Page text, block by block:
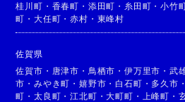
桂川町 ・ 香春町 ・ 添田町 ・ 糸田町 ・小竹
町 ・大任町 ・赤村 ・ 東峰村
佐賀県
佐賀市 ・ 唐津市 ・ 鳥栖市 ・伊万里市 ・武
市 ・みやき町 ・嬉野市 ・ 白石町 ・ 多久市 ・
町 ・太良町 ・江北町 ・大町町 ・ 上峰町 ・